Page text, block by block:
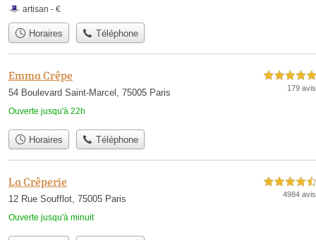
artisan - €
Horaires Téléphone
Emma Crêpe
54 Boulevard Saint-Marcel, 75005 Paris
Ouverte jusqu'à 22h
5,0 étoiles sur 5
179 avis
Horaires Téléphone
La Crêperie
12 Rue Soufflot, 75005 Paris
Ouverte jusqu'à minuit
4,5 étoiles sur 5
4984 avis